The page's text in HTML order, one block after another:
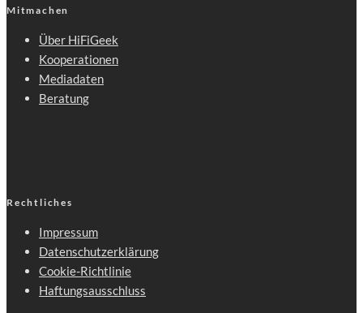
Mitmachen
Über HiFiGeek
Kooperationen
Mediadaten
Beratung
Rechtliches
Impressum
Datenschutzerklärung
Cookie-Richtlinie
Haftungsausschluss